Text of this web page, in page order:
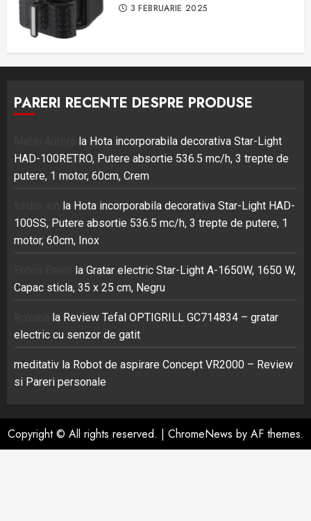
3 FEBRUARIE 2025
PARERI RECENTE DESPRE PRODUSE
la Hota incorporabila decorativa Star-Light
HAD-100RETRO, Putere absortie 536.5 mc/h, 3 trepte de
putere, 1 motor, 60cm, Crem
la Hota incorporabila decorativa Star-Light HAD-
100SS, Putere absortie 536.5 mc/h, 3 trepte de putere, 1
motor, 60cm, Inox
la Gratar electric Star-Light A-1650W, 1650 W,
Capac sticla, 35 x 25 cm, Negru
la Review Tefal OPTIGRILL GC714834 – gratar
electric cu senzor de gatit
meditativ la Robot de aspirare Concept VR2000 – Review
si Pareri personale
Copyright © All rights reserved. | ChromeNews by AF themes.